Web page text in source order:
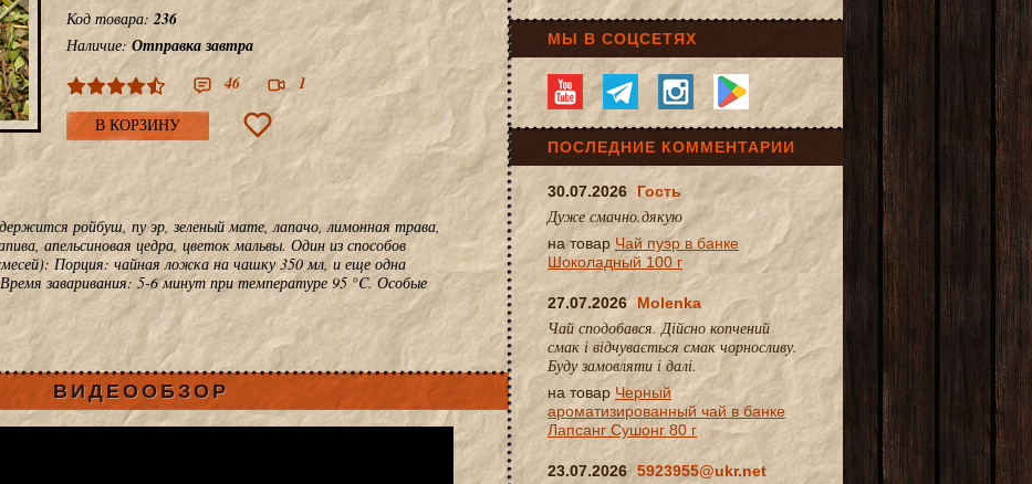
Код товара:236
Наличие: Отправка завтра
46
1
В КОРЗИНУ
ройбуш, пу эр, зеленый мате, лапачо, лимонная трава,
апельсиновая цедра, цветок мальвы. Один из способов
Порция: чайная ложка на чашку 350 мл, и еще одна
заваривания: 5-6 минут при температуре 95 °C. Особые
ВИДЕООБЗОР
МЫ В СОЦСЕТЯХ
ПОСЛЕДНИЕ КОММЕНТАРИИ
30.07.2026 Гость
Дуже смачно.дякую
на товар Чай пуэр в банке
Шоколадный 100 г
27.07.2026 Molenka
Чай сподобався. Дійсно копчений
смак і відчувається смак чорносливу.
Буду замовляти і далі.
на товар Черный
ароматизированный чай в банке
Лапсанг Сушонг 80 г
23.07.2026 5923955@ukr.net